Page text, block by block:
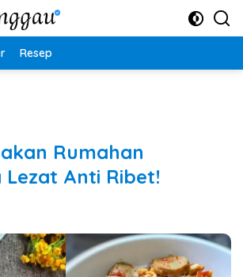
Resep
Rumahan
Lezat Anti Ribet!